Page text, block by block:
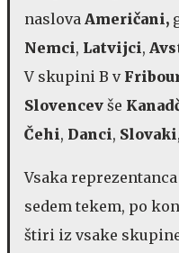
naslova Američani,
Nemci, Latvijci,
V skupini B v
Slovencev še
Čehi, Danci, Slovaki,
Vsaka
sedem tekem, po
štiri iz vsake